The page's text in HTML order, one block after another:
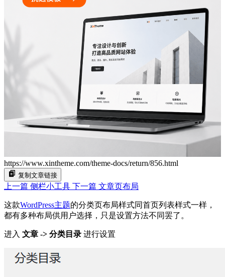
https://www.xintheme.com/theme-docs/return/856.html
复制文章链接
上一篇 侧栏小工具 下一篇 文章页布局
这款WordPress主题的分类页布局样式同首页列表样式一样，
都有多种布局供用户选择，只是设置方法不同罢了。
进入 文章 -> 分类目录 进行设置